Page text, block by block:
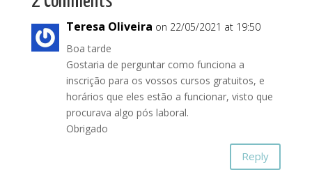
Teresa Oliveira on 22/05/2021 at 19:50
Boa tarde
Gostaria de perguntar como funciona a
inscrição para os vossos cursos gratuitos, e
horários que eles estão a funcionar, visto que
procurava algo pós laboral.
Obrigado
Reply